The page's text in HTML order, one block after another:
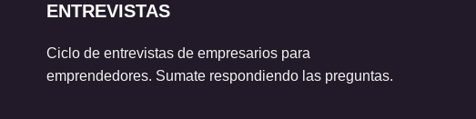
ENTREVISTAS
Ciclo de entrevistas de empresarios para
emprendedores. Sumate respondiendo las preguntas.